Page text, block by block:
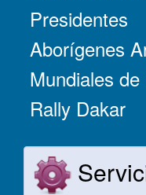
Presidentes
Aborígenes
Mundiales de
Rally Dakar